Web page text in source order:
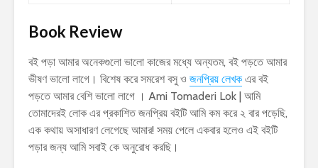
Book Review
বই পড়া আমার অনেকগুলো ভালো কাজের মধ্যে অন্যতম, বই পড়তে আমার
ভীষণ ভালো লাগে। বিশেষ করে সমরেশ বসু ও জনপ্রিয় লেখক এর বই
পড়তে আমার বেশি ভালো লাগে । Ami Tomaderi Lok | আমি
তোমাদেরই লোক এর প্রকাশিত জনপ্রিয় বইটি আমি কম করে ২ বার পড়েছি,
এক কথায় অসাধারণ লেগেছে আমার! সময় পেলে একবার হলেও এই বইটি
পড়ার জন্য আমি সবাই কে অনুরোধ করছি।